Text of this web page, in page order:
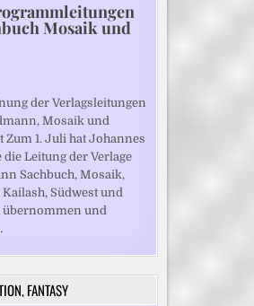
Mosaik und
der Verlagsleitungen
Mosaik und
Zum 1. Juli hat Johannes
die Leitung der Verlage
Sachbuch, Mosaik,
Südwest und
und
FANTASY